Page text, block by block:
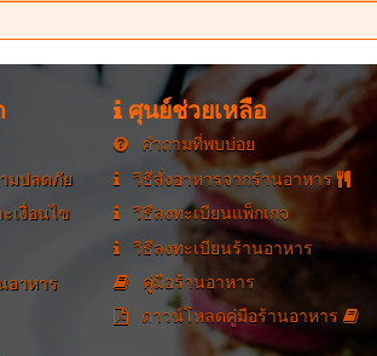
มปลดภัย
เงื่อนไข
อาหาร
ศุนย์ช่วยเหลือ
คำถามที่พบบ่อย
วิธีสั่งอาหารจากร้านอาหาร
วิธีลงทะเบียนแพ็กเกจ
วิธีลงทะเบียนร้านอาหาร
คู่มือร้านอาหาร
ดาวน์โหลดคู่มือร้านอาหาร